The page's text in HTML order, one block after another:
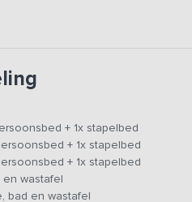
met lounge en ontspanningshoek
en inductiefornuis te vinden.
van 8 slaapkamers, 4
van comfortabele bedden en
is het goed vertoeven. Hier
en ligstoelen. Er zijn
+ 1x stapelbed
+ 1x stapelbed
+ 1x stapelbed
en wastafel
bad en wastafel